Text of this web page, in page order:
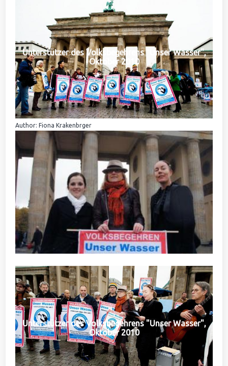
Unterstützer des Volksbegehrens "Unser Wasser",
Oktober 2010
Author: Fiona Krakenbrger
Unterstützer des Volksbegehrens "Unser Wasser",
Oktober 2010